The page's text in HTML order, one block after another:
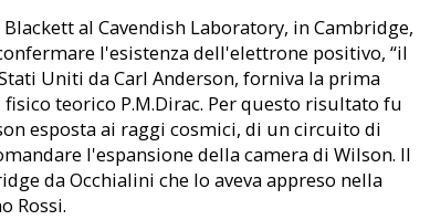
al Cavendish Laboratory, in Cambridge,
l'esistenza dell'elettrone positivo, “il
Uniti da Carl Anderson, forniva la prima
teorico P.M.Dirac. Per questo risultato fu
esposta ai raggi cosmici, di un circuito di
l'espansione della camera di Wilson. Il
da Occhialini che lo aveva appreso nella
Rossi.